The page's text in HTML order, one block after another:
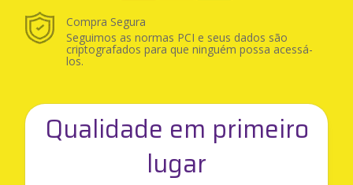
Compra Segura
Seguimos as normas PCI e seus dados são
criptografados para que ninguém possa acessá-
los.
Qualidade em primeiro
lugar